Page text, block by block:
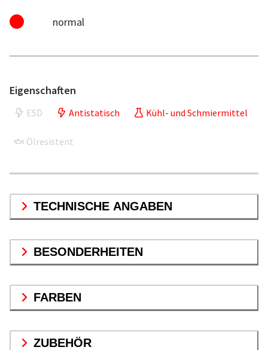
normal
Eigenschaften
ESD Antistatisch Kühl- und Schmiermittel
Ölresistent
TECHNISCHE ANGABEN
BESONDERHEITEN
FARBEN
ZUBEHÖR